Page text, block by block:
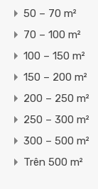
50 – 70 m²
70 – 100 m²
100 – 150 m²
150 – 200 m²
200 – 250 m²
250 – 300 m²
300 – 500 m²
Trên 500 m²